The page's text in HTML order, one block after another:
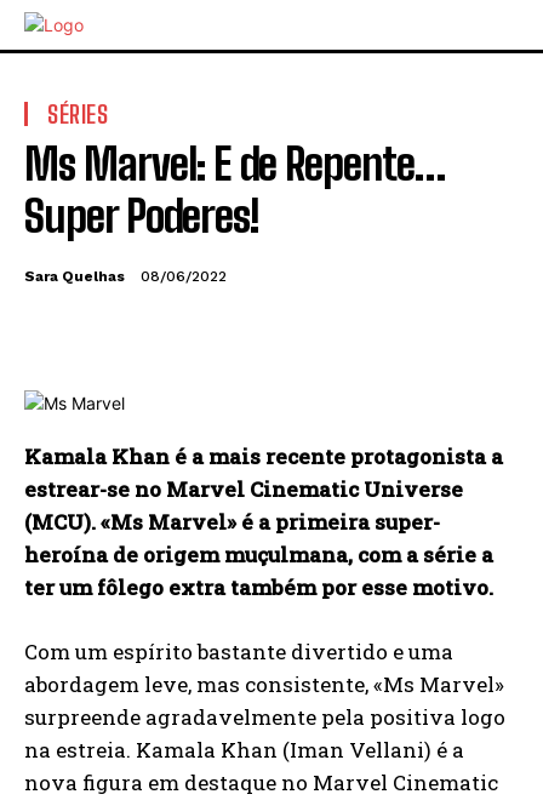
SÉRIES
Ms Marvel: E de Repente…
Super Poderes!
Sara Quelhas 08/06/2022
Kamala Khan é a mais recente protagonista a
estrear-se no Marvel Cinematic Universe
(MCU). «Ms Marvel» é a primeira super-
heroína de origem muçulmana, com a série a
ter um fôlego extra também por esse motivo.
Com um espírito bastante divertido e uma
abordagem leve, mas consistente, «Ms Marvel»
surpreende agradavelmente pela positiva logo
na estreia. Kamala Khan (Iman Vellani) é a
nova figura em destaque no Marvel Cinematic